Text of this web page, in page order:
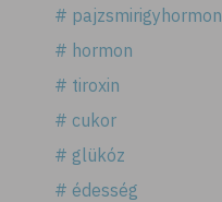
# pajzsmirigyhormon
# hormon
# tiroxin
# cukor
# glükóz
# édesség